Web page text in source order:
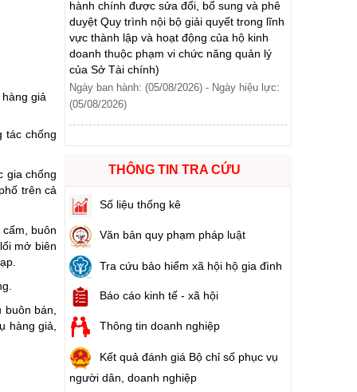
cuộc sống
XVI và đại biểu Hội đồng nhân dân các cấp nhiệm kỳ 2026 - 2031
hàng Việt Nam
giả
tác chống
gia chống
trên cả
buôn
mở biên
bán,
hàng giả,
doanh thuộc phạm vi chức năng quản lý
của Sở Tài chính)
Ngày ban hành: (05/08/2026) -Ngày hiệu lực:
(05/08/2026)
Số:1705/QĐ-UBND
Tên:
(Quyết định Về việc công bố thủ tục
hành chính sửa đổi, bổ sung và phê duyệt
chính trong lĩnh vực đấu thầu lựa chọn nhà
đầu tư thuộc phạm vi chức năng quản lý
Ngày ban hành: (05/08/2026)
(05/08/2026)
Số: 1700/QĐ-UBND
Tên:
hành chính mới ban hành và Phê duyệt
quy trình nội bộ giải quyết lĩnh vực đăng ký
hoạt động của Ngân hàng Chính sách xã
hội thuộc phạm vi chức năng quản lý của
Sở Tài chính)
Ngày ban hành: (05/08/2026)
THÔNG TIN TRA CỨU
Số liệu thống kê
Văn bản quy phạm pháp luật
Tra cứu bảo hiểm xã hội hộ gia đình
Báo cáo kinh tế - xã hội
Thông tin doanh nghiệp
Kết quả đánh giá Bộ chỉ số phục vụ
người dân, doanh nghiệp